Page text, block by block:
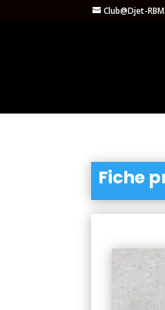
Club@Djet-
Fiche